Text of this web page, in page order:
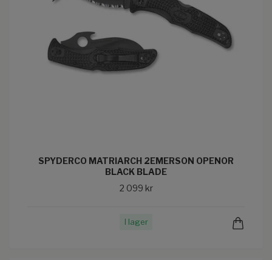
SPYDERCO MATRIARCH 2EMERSON OPENOR
BLACK BLADE
2 099 kr
I lager